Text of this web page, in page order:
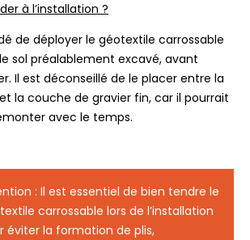
à l’installation ?
de déployer le géotextile carrossable
sol préalablement excavé, avant
Il est déconseillé de le placer entre la
la couche de gravier fin, car il pourrait
avec le temps.
: Il est essentiel de bien tendre le
carrossable lors de l’installation
éviter la formation de plis,